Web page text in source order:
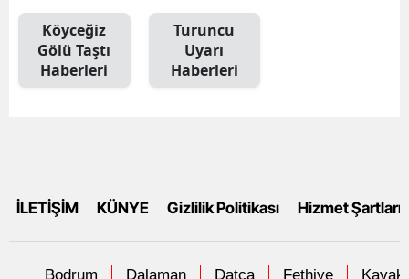
Köyceğiz
Gölü Taştı
Haberleri
Turuncu
Uyarı
Haberleri
İLETİŞİM KÜNYE Gizlilik Politikası Hizmet Şartları
Bodrum Dalaman Datça Fethiye